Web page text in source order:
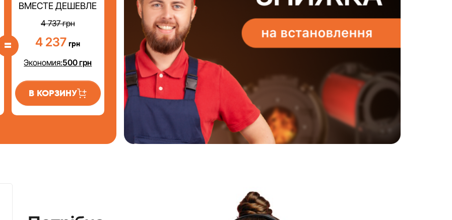
=
ВМЕСТЕ ДЕШЕВЛЕ
4 737грн
4 237 грн
Экономия:500грн
В КОРЗИНУ